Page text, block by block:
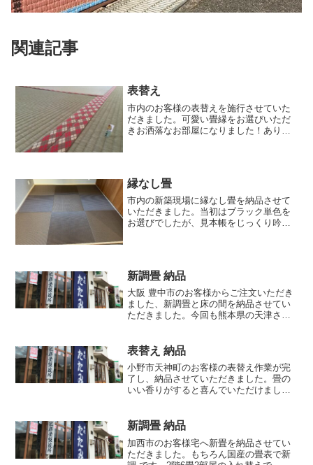
関連記事
表替え
市内のお客様の表替えを施行させていた
だきました。可愛い畳縁をお選びいただ
きお洒落なお部屋になりました！ありが
縁なし畳
市内の新築現場に縁なし畳を納品させて
いただきました。当初はブラック単色を
お選びでしたが、見本帳をじっくり吟味
新調畳 納品
大阪 豊中市のお客様からご注文いただき
ました、新調畳と床の間を納品させてい
ただきました。今回も熊本県の天津さん
いただきました。床の間はこんな状態で
す。床の間のサイズ...
表替え 納品
小野市天神町のお客様の表替え作業が完
了し、納品させていただきました。畳の
いい香りがすると喜んでいただけまし
新調畳 納品
加西市のお客様宅へ新畳を納品させてい
ただきました。もちろん国産の畳表で新